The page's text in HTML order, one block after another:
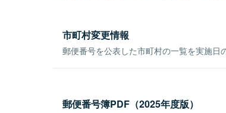
市町村変更情報
郵便番号を公表した市町村の一覧を実施日
郵便番号簿PDF（2025年度版）